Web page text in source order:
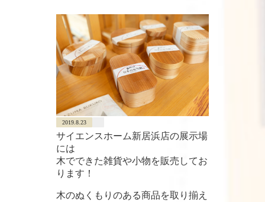
2019.8.23
サイエンスホーム新居浜店の展示場
には
木でできた雑貨や小物を販売してお
ります！
木のぬくもりのある商品を取り揃え